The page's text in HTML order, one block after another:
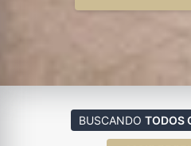
BUSCANDO TODOS